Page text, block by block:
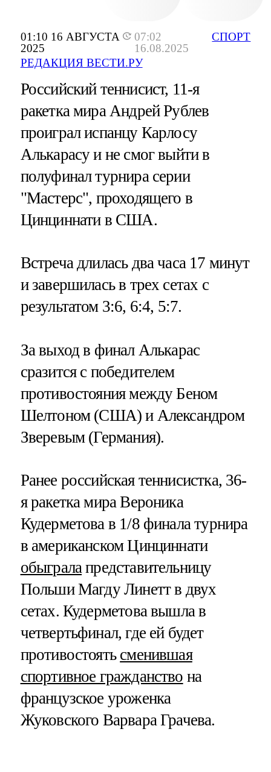
01:10 16 АВГУСТА
2025
07:02
16.08.2025
РЕДАКЦИЯ ВЕСТИ.РУ
СПОРТ
Российский теннисист, 11-я
ракетка мира Андрей Рублев
проиграл испанцу Карлосу
Алькарасу и не смог выйти в
полуфинал турнира серии
"Мастерс", проходящего в
Цинциннати в США.
Встреча длилась два часа 17 минут
и завершилась в трех сетах с
результатом 3:6, 6:4, 5:7.
За выход в финал Алькарас
сразится с победителем
противостояния между Беном
Шелтоном (США) и Александром
Зверевым (Германия).
Ранее российская теннисистка, 36-
я ракетка мира Вероника
Кудерметова в 1/8 финала турнира
в американском Цинциннати
обыграла представительницу
Польши Магду Линетт в двух
сетах. Кудерметова вышла в
четвертьфинал, где ей будет
противостоять сменившая
спортивное гражданство на
французское уроженка
Жуковского Варвара Грачева.